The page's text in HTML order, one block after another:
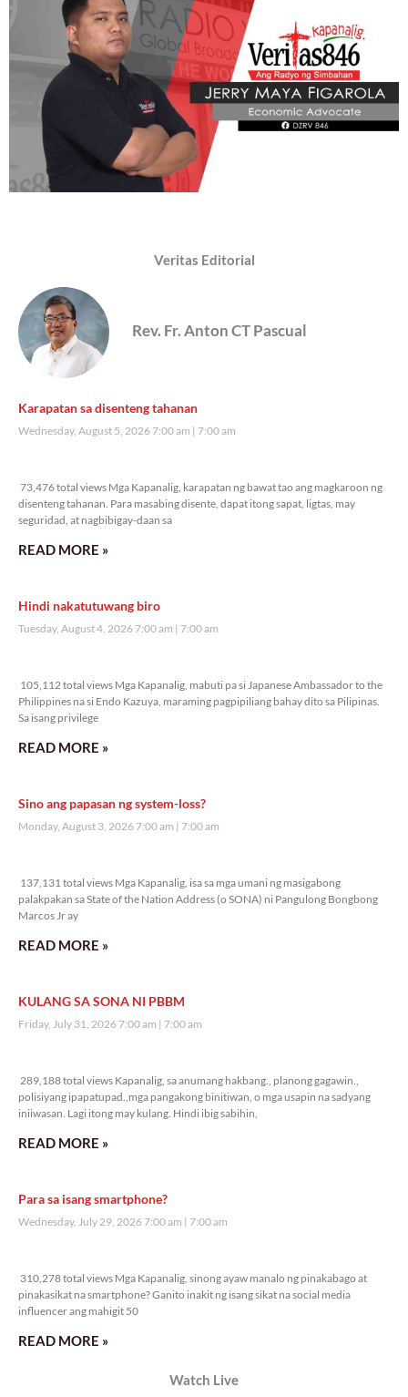
Veritas Editorial
Rev. Fr. Anton CT Pascual
Karapatan sa disenteng tahanan
Wednesday, August 5, 2026 7:00 am 7:00 am
73,476 total views Mga Kapanalig, karapatan ng bawat tao ang magkaroon ng
disenteng tahanan. Para masabing disente, dapat itong sapat, ligtas, may
seguridad, at nagbibigay-daan sa
READ MORE »
Hindi nakatutuwang biro
Tuesday, August 4, 2026 7:00 am 7:00 am
105,112 total views Mga Kapanalig, mabuti pa si Japanese Ambassador to the
Philippines na si Endo Kazuya, maraming pagpipiliang bahay dito sa Pilipinas.
Sa isang privilege
READ MORE »
Sino ang papasan ng system-loss?
Monday, August 3, 2026 7:00 am 7:00 am
137,131 total views Mga Kapanalig, isa sa mga umani ng masigabong
palakpakan sa State of the Nation Address (o SONA) ni Pangulong Bongbong
Marcos Jr ay
READ MORE »
KULANG SA SONA NI PBBM
Friday, July 31, 2026 7:00 am 7:00 am
289,188 total views Kapanalig, sa anumang hakbang., planong gagawin.,
polisiyang ipapatupad.,mga pangakong binitiwan, o mga usapin na sadyang
iniiwasan. Lagi itong may kulang. Hindi ibig sabihin,
READ MORE »
Para sa isang smartphone?
Wednesday, July 29, 2026 7:00 am 7:00 am
310,278 total views Mga Kapanalig, sinong ayaw manalo ng pinakabago at
pinakasikat na smartphone? Ganito inakit ng isang sikat na social media
influencer ang mahigit 50
READ MORE »
Watch Live